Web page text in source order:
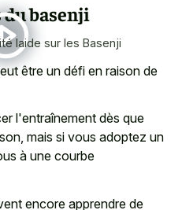
basenji
laide sur les Basenji
être un défi en raison de
l'entraînement dès que
mais si vous adoptez un
à une courbe
encore apprendre de